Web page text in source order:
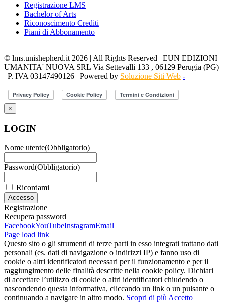
Registrazione LMS
Bachelor of Arts
Riconoscimento Crediti
Piani di Abbonamento
© lms.unishepherd.it 2026 | All Rights Reserved | EUN EDIZIONI
UMANITA' NUOVA SRL Via Settevalli 133 , 06129 Perugia (PG)
| P. IVA 03147490126 | Powered by Soluzione Siti Web -
×
LOGIN
Nome utente(Obbligatorio)
Password(Obbligatorio)
Ricordami
Registrazione
Recupera password
FacebookYouTubeInstagramEmail
Page load link
Questo sito o gli strumenti di terze parti in esso integrati trattano dati
personali (es. dati di navigazione o indirizzi IP) e fanno uso di
cookie o altri identificatori necessari per il funzionamento e per il
raggiungimento delle finalità descritte nella cookie policy. Dichiari
di accettare l’utilizzo di cookie o altri identificatori chiudendo o
nascondendo questa informativa, cliccando un link o un pulsante o
continuando a navigare in altro modo. Scopri di piùAccetto